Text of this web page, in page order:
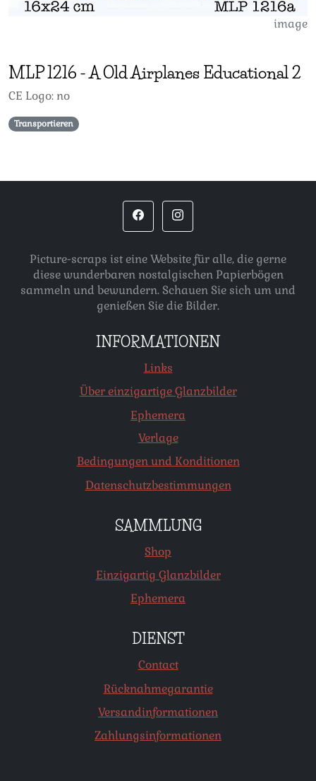
image
MLP1216 -A Old Airplanes Educational 2
CE Logo: no
Transportieren
Picture-scraps ist eine Website für alle, die gerne
diese wunderbaren nostalgischen Papierbögen
sammeln und bewundern. Schauen Sie sich um und
genießen Sie die Bilder.
INFORMATIONEN
Links
Über einzigartige Glanzbilder
Ephemera
Verlage
Bedingungen und Konditionen
Datenschutzbestimmungen
SAMMLUNG
Shop
Einzigartig Glanzbilder
Ephemera
DIENST
Contact
Rücknahmegarantie
Versandinformationen
Zahlungsinformationen